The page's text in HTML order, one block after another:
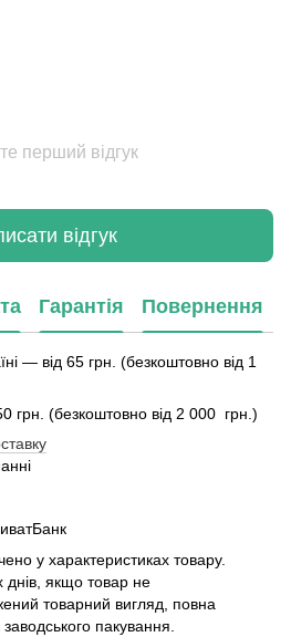
перший відгук
відгук
Гарантія Повернення
— від 65 грн. (безкоштовно від 1
грн. (безкоштовно від 2 000 грн.)
у характеристиках товару.
якщо товар не
товарний вигляд, повна
заводського пакування.